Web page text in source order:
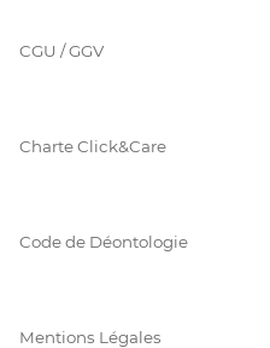
CGU / GGV
Charte Click&Care
Code de Déontologie
Mentions Légales